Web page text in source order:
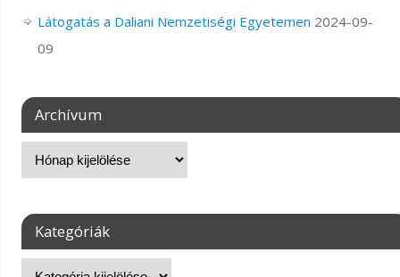
Látogatás a Daliani Nemzetiségi Egyetemen 2024-09-
09
Archívum
Kategóriák